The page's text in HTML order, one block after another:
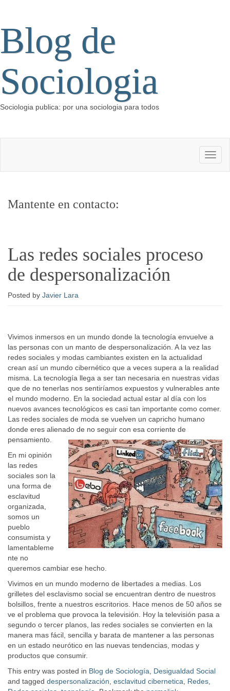
Blog de
Sociologia
Sociologia publica: por una sociologia para todos
Mantente en contacto:
Las redes sociales proceso
de despersonalización
Posted by Javier Lara
Vivimos inmersos en un mundo donde la tecnología envuelve a
las personas con un manto de despersonalización. A la vez las
redes sociales y modas cambiantes existen en la actualidad
crean así un mundo cibernético que a veces supera a la realidad
misma. La tecnología llega a ser tan necesaria en nuestras vidas
que de no tenerlas nos sentiríamos expuestos y vulnerables ante
el mundo moderno. En la sociedad actual estar al día con los
nuevos avances tecnológicos es casi tan importante como comer.
Las redes sociales de moda se vuelven un capricho humano
donde eres alienado de no seguir con esa corriente de
pensamiento.
En mi opinión
las redes
sociales son la
una forma de
esclavitud
organizada,
somos un
pueblo
consumista y
lamentableme
nte no
queremos cambiar ese hecho.
Vivimos en un mundo moderno de libertades a medias. Los
grilletes del esclavismo social se encuentran dentro de nuestros
bolsillos, frente a nuestros escritorios. Hace menos de 50 años se
ve el problema que provoca la televisión. Hoy la televisión pasa a
segundo o tercer planos, las redes sociales se convierten en la
manera mas fácil, sencilla y barata de mantener a las personas
en un estado neurótico en las nuevas tendencias, modas y
productos que consumir.
This entry was posted in Blog de Sociología
Desigualdad Social
and tagged despersonalización esclavitud cibernetica Redes